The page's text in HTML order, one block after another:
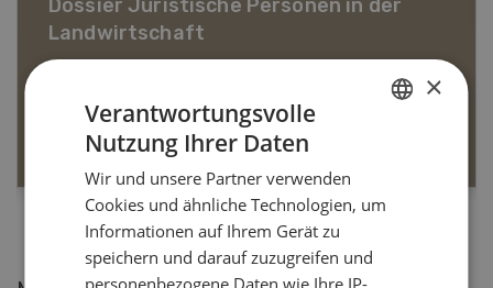
MEHR ERFAHREN
×
Verantwortungsvolle
Nutzung Ihrer Daten
Wir und unsere Partner verwenden
Cookies und ähnliche Technologien, um
Informationen auf Ihrem Gerät zu
speichern und darauf zuzugreifen und
personenbezogene Daten wie Ihre IP-